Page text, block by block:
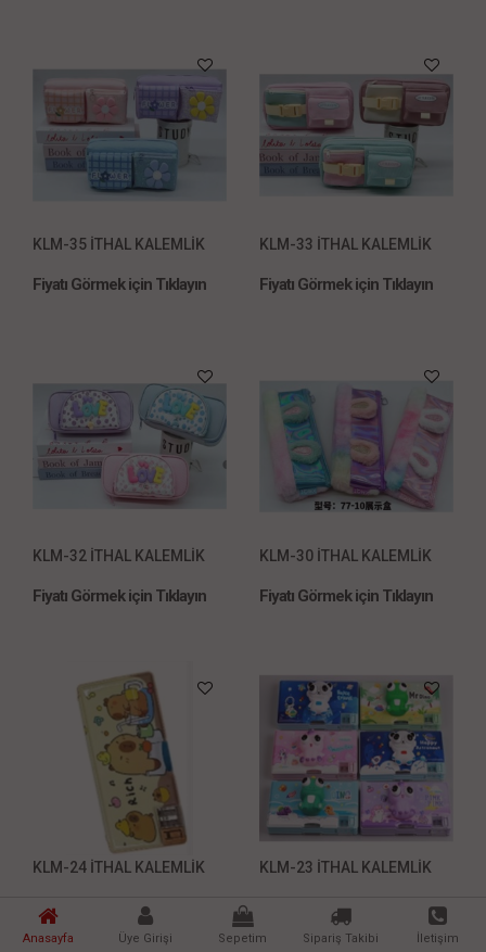
Anasayfa Üye Girişi Sepetim Sipariş Takibi İletişim
KLM-35 İTHAL KALEMLİK
Fiyatı Görmek için Tıklayın
KLM-33 İTHAL KALEMLİK
Fiyatı Görmek için Tıklayın
KLM-32 İTHAL KALEMLİK
Fiyatı Görmek için Tıklayın
KLM-30 İTHAL KALEMLİK
Fiyatı Görmek için Tıklayın
KLM-24 İTHAL KALEMLİK
Fiyatı Görmek için Tıklayın
KLM-23 İTHAL KALEMLİK
Fiyatı Görmek için Tıklayın